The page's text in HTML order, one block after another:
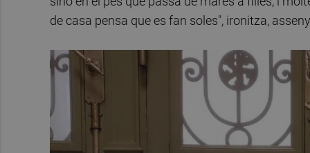
de casa pensa que es fan soles", ironitza,